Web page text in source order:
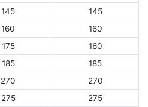
145
145
160
160
175
160
185
185
270
270
275 275